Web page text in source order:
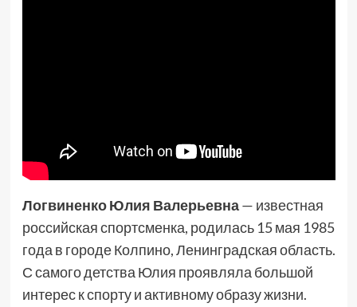
Логвиненко Юлия Валерьевна— известная
российская спортсменка, родилась 15 мая 1985
года в городе Колпино, Ленинградская область.
С самого детства Юлия проявляла большой
интерес к спорту и активному образу жизни.